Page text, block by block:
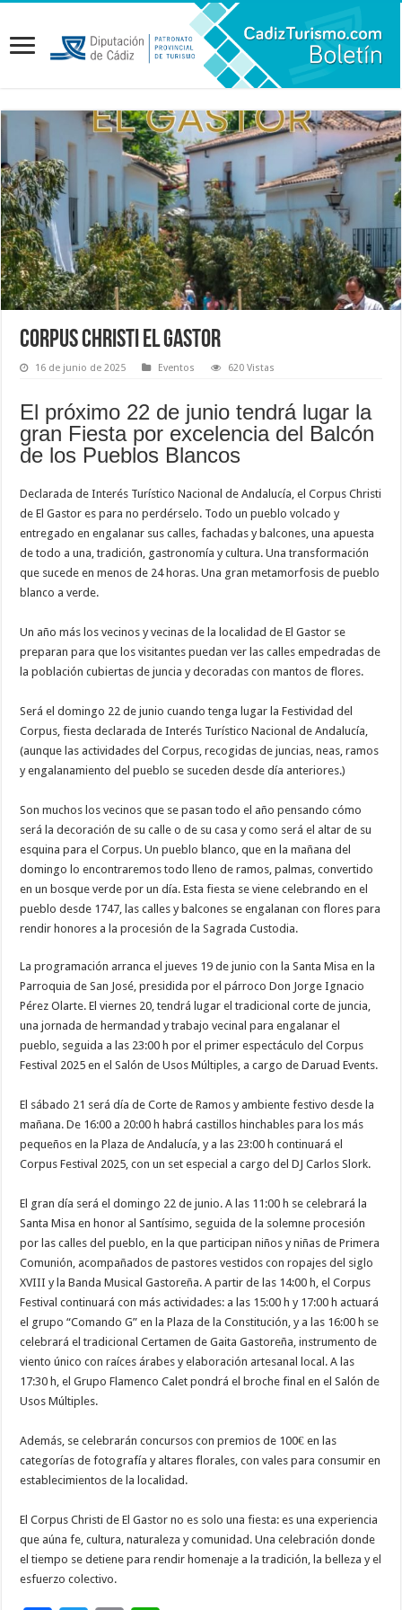
Corpus Christi El Gastor
16 de junio de 2025 Eventos 620 Vistas
El próximo 22 de junio tendrá lugar la
gran Fiesta por excelencia del Balcón
de los Pueblos Blancos
Declarada de Interés Turístico Nacional de Andalucía, el Corpus Christi
de El Gastor es para no perdérselo. Todo un pueblo volcado y
entregado en engalanar sus calles, fachadas y balcones, una apuesta
de todo a una, tradición, gastronomía y cultura. Una transformación
que sucede en menos de 24 horas. Una gran metamorfosis de pueblo
blanco a verde.
Un año más los vecinos y vecinas de la localidad de El Gastor se
preparan para que los visitantes puedan ver las calles empedradas de
la población cubiertas de juncia y decoradas con mantos de flores.
Será el domingo 22 de junio cuando tenga lugar la Festividad del
Corpus, fiesta declarada de Interés Turístico Nacional de Andalucía,
(aunque las actividades del Corpus, recogidas de juncias, neas, ramos
y engalanamiento del pueblo se suceden desde día anteriores.)
Son muchos los vecinos que se pasan todo el año pensando cómo
será la decoración de su calle o de su casa y como será el altar de su
esquina para el Corpus. Un pueblo blanco, que en la mañana del
domingo lo encontraremos todo lleno de ramos, palmas, convertido
en un bosque verde por un día. Esta fiesta se viene celebrando en el
pueblo desde 1747, las calles y balcones se engalanan con flores para
rendir honores a la procesión de la Sagrada Custodia.
La programación arranca el jueves 19 de junio con la Santa Misa en la
Parroquia de San José, presidida por el párroco Don Jorge Ignacio
Pérez Olarte. El viernes 20, tendrá lugar el tradicional corte de juncia,
una jornada de hermandad y trabajo vecinal para engalanar el
pueblo, seguida a las 23:00 h por el primer espectáculo del Corpus
Festival 2025 en el Salón de Usos Múltiples, a cargo de Daruad Events.
El sábado 21 será día de Corte de Ramos y ambiente festivo desde la
mañana. De 16:00 a 20:00 h habrá castillos hinchables para los más
pequeños en la Plaza de Andalucía, y a las 23:00 h continuará el
Corpus Festival 2025, con un set especial a cargo del DJ Carlos Slork.
El gran día será el domingo 22 de junio. A las 11:00 h se celebrará la
Santa Misa en honor al Santísimo, seguida de la solemne procesión
por las calles del pueblo, en la que participan niños y niñas de Primera
Comunión, acompañados de pastores vestidos con ropajes del siglo
XVIII y la Banda Musical Gastoreña. A partir de las 14:00 h, el Corpus
Festival continuará con más actividades: a las 15:00 h y 17:00 h actuará
el grupo “Comando G” en la Plaza de la Constitución, y a las 16:00 h se
celebrará el tradicional Certamen de Gaita Gastoreña, instrumento de
viento único con raíces árabes y elaboración artesanal local. A las
17:30 h, el Grupo Flamenco Calet pondrá el broche final en el Salón de
Usos Múltiples.
Además, se celebrarán concursos con premios de 100€ en las
categorías de fotografía y altares florales, con vales para consumir en
establecimientos de la localidad.
El Corpus Christi de El Gastor no es solo una fiesta: es una experiencia
que aúna fe, cultura, naturaleza y comunidad. Una celebración donde
el tiempo se detiene para rendir homenaje a la tradición, la belleza y el
esfuerzo colectivo.